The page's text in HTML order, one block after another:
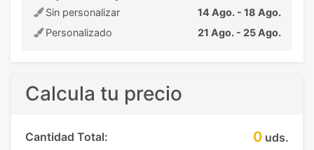
Sin personalizar
14 Ago. - 18 Ago.
Personalizado
21 Ago. - 25 Ago.
Calcula tu precio
Cantidad Total: 0 uds.